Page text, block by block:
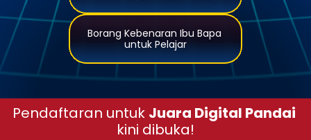
Borang Kebenaran Ibu Bapa
untuk Pelajar
Pendaftaran untuk Juara Digital Pandai
kini dibuka!